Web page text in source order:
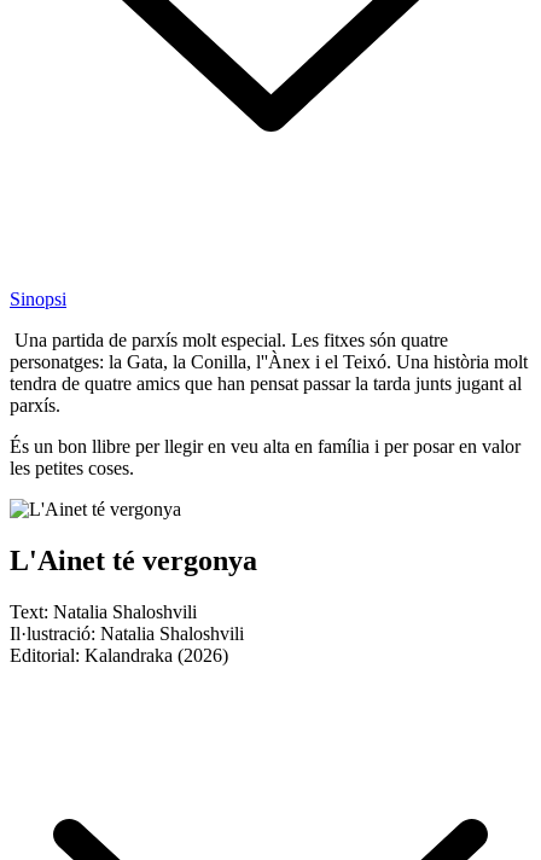
Sinopsi
Una partida de parxís molt especial. Les fitxes són quatre
personatges: la Gata, la Conilla, l''Ànex i el Teixó. Una història molt
tendra de quatre amics que han pensat passar la tarda junts jugant al
parxís.
És un bon llibre per llegir en veu alta en família i per posar en valor
les petites coses.
L'Ainet té vergonya
Text: Natalia Shaloshvili
Il·lustració: Natalia Shaloshvili
Editorial: Kalandraka (2026)